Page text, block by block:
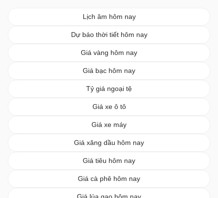
Lịch âm hôm nay
Dự báo thời tiết hôm nay
Giá vàng hôm nay
Giá bạc hôm nay
Tỷ giá ngoại tệ
Giá xe ô tô
Giá xe máy
Giá xăng dầu hôm nay
Giá tiêu hôm nay
Giá cà phê hôm nay